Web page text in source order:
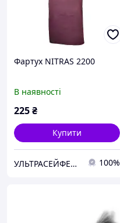
Фартух NITRAS 2200
В наявності
225₴
Купити
УЛЬТРАСЕЙФЕТІ ТОВ 100%